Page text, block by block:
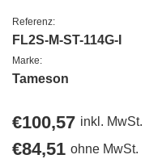
Referenz:
FL2S-M-ST-114G-I
Marke:
Tameson
Regulärer
Preis
€100,57 inkl.
Regulärer
€84,51 ohne MwSt.